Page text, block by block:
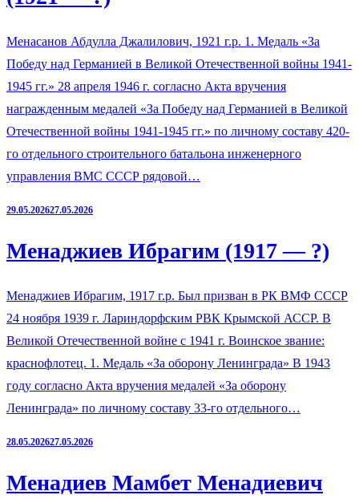
Менасанов Абдулла Джалилович, 1921 г.р. 1. Медаль «За
Победу над Германией в Великой Отечественной войны 1941-
1945 гг.» 28 апреля 1946 г. согласно Акта вручения
награжденным медалей «За Победу над Германией в Великой
Отечественной войны 1941-1945 гг.» по личному составу 420-
го отдельного строительного батальона инженерного
управления ВМС СССР рядовой…
29.05.202627.05.2026
Менаджиев Ибрагим (1917 — ?)
Менаджиев Ибрагим, 1917 г.р. Был призван в РК ВМФ СССР
24 ноября 1939 г. Лариндорфским РВК Крымской АССР. В
Великой Отечественной войне с 1941 г. Воинское звание:
краснофлотец. 1. Медаль «За оборону Ленинграда» В 1943
году согласно Акта вручения медалей «За оборону
Ленинграда» по личному составу 33-го отдельного…
28.05.202627.05.2026
Менадиев Мамбет Менадиевич